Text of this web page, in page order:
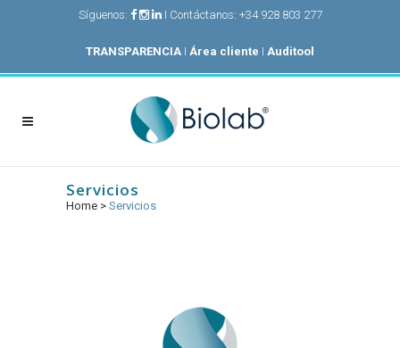
Síguenos: I Contáctanos: +34 928 803 277
TRANSPARENCIA I Área cliente I Auditool
Servicios
Home > Servicios